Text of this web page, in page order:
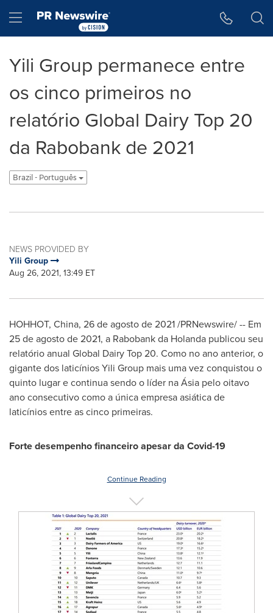
Hamburger menu
Yili Group permanece entre
os cinco primeiros no
relatório Global Dairy Top 20
da Rabobank de 2021
Brazil - Português
NEWS PROVIDED BY
Yili Group
Aug 26, 2021, 13:49 ET
HOHHOT, China, 26 de agosto de 2021 /PRNewswire/ -- Em
25 de agosto de 2021, a Rabobank da Holanda publicou seu
relatório anual Global Dairy Top 20. Como no ano anterior, o
gigante dos laticínios Yili Group mais uma vez conquistou o
quinto lugar e continua sendo o líder na Ásia pelo oitavo
ano consecutivo como a única empresa asiática de
laticínios entre as cinco primeiras.
Forte desempenho financeiro apesar da Covid-19
Continue Reading